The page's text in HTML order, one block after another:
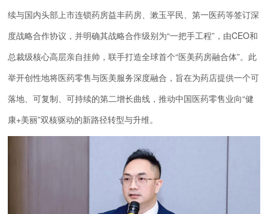
续与国内头部上市连锁药房益丰药房、漱玉平民、第一医药等签订深
度战略合作协议，并明确其战略合作级别为“一把手工程”，由CEO和
总裁级核心高层亲自挂帅，联手打造全球首个“医美药房融合体”。此
举开创性地将医药零售与医美服务深度融合，旨在为药店提供一个可
落地、可复制、可持续的第二增长曲线，推动中国医药零售业向“健
康+美丽”双核驱动的新路径转型与升维。